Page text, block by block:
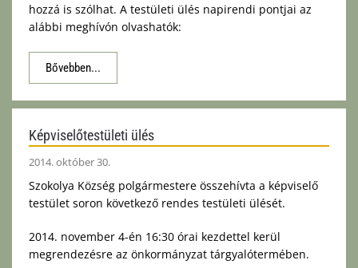
hozzá is szólhat. A testületi ülés napirendi pontjai az
alábbi meghívón olvashatók:
Bővebben...
Képviselőtestületi ülés
2014. október 30.
Szokolya Község polgármestere összehívta a képviselő
testület soron következő rendes testületi ülését.
2014. november 4-én 16:30 órai kezdettel kerül
megrendezésre az önkormányzat tárgyalótermében.